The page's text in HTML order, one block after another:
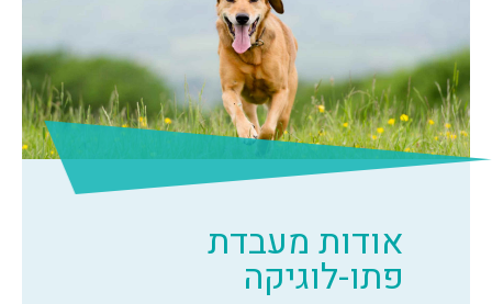
אודות מעבדת
פתו-לוגיקה